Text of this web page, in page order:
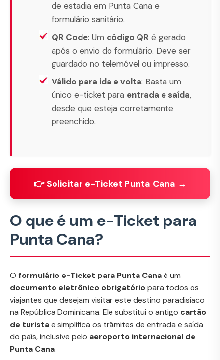
de estadia em Punta Cana e
formulário sanitário.
QR Code: Um código QR é gerado
após o envio do formulário. Deve ser
guardado no telemóvel ou impresso.
Válido para ida e volta: Basta um
único e-ticket para entrada e saída,
desde que esteja corretamente
preenchido.
👉 Solicitar e-Ticket Punta Cana →
O que é um e-Ticket para
Punta Cana?
O formulário e-Ticket para Punta Canaé um
documento eletrônico obrigatóriopara todos os
viajantes que desejam visitar este destino paradisíaco
na República Dominicana. Ele substitui o antigo cartão
de turistae simplifica os trâmites de entrada e saída
do país, inclusive pelo aeroporto internacional de
Punta Cana.